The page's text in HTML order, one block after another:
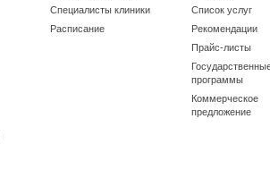
Cпециалисты клиники
Расписание
Список услуг
Рекомендации
Прайс-листы
программы
Коммерческое
предложение